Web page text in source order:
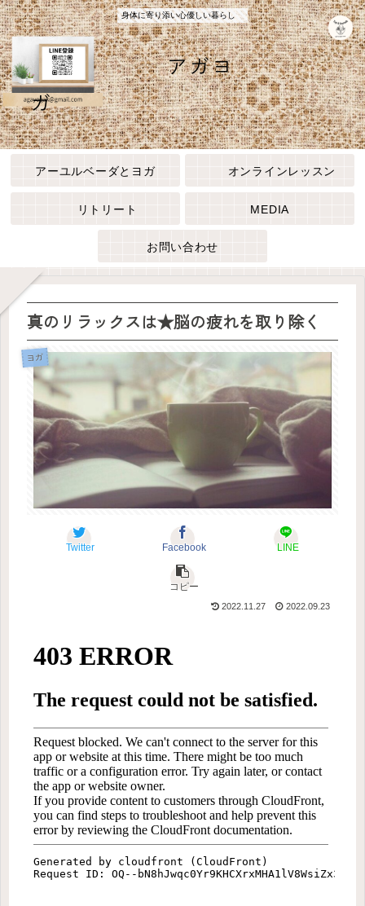
身体に寄り添い心優しい暮らし
アガヨ
ガ
アーユルベーダとヨガ オンラインレッスン
リトリート MEDIA
お問い合わせ
真のリラックスは★脳の疲れを取り除く
ヨガ
Twitter Facebook LINE
コピー
2022.11.27 2022.09.23